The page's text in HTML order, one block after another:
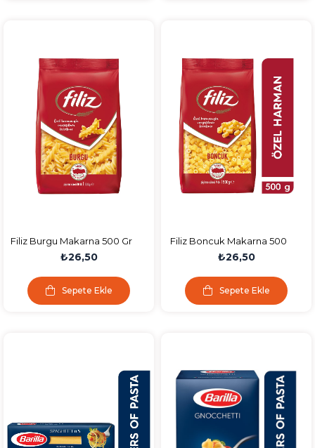
Filiz Burgu Makarna 500 Gr
₺26,50
Sepete Ekle
Filiz Boncuk Makarna 500
Gr
₺26,50
Sepete Ekle